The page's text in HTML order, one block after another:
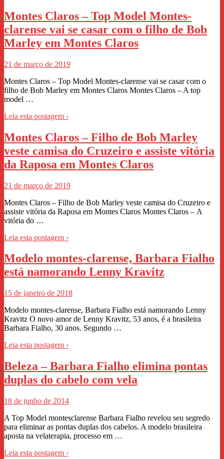
Montes Claros – Top Model Montes-
clarense vai se casar com o filho de Bob
Marley em Montes Claros
21 de março de 2019
Montes Claros – Top Model Montes-clarense vai se casar com o
filho de Bob Marley em Montes Claros Montes Claros – A top
model …
Leia esta postagem ›
Montes Claros – Filho de Bob Marley
veste camisa do Cruzeiro e assiste vitória
da Raposa em Montes Claros
21 de março de 2019
Montes Claros – Filho de Bob Marley veste camisa do Cruzeiro e
assiste vitória da Raposa em Montes Claros Montes Claros – A
vitória do …
Leia esta postagem ›
Modelo montes-clarense, Barbara Fialho
está namorando Lenny Kravitz
15 de janeiro de 2018
Modelo montes-clarense, Barbara Fialho está namorando Lenny
Kravitz O novo amor de Lenny Kravitz, 53 anos, é a brasileira
Barbara Fialho, 30 anos. Segundo …
Leia esta postagem ›
Beleza – Barbara Fialho elimina pontas
duplas do cabelo com vela
18 de junho de 2014
A Top Model montesclarense Barbara Fialho revelou seu segredo
para eliminar as pontas duplas dos cabelos. A modelo brasileira
aposta na velaterapia, processo em …
Leia esta postagem ›